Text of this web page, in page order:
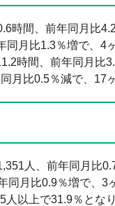
時間、前年同月比
同月比1.3％増で、4
時間、前年同月比
月比0.5％減で、17
人、前年同月比
同月比0.9％増で、3
以上で31.9％とな